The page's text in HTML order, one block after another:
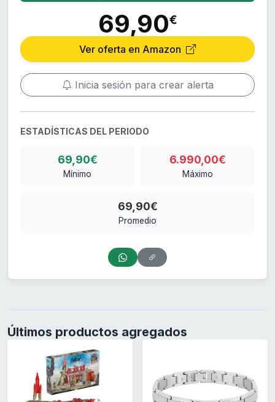
69,90€
Ver oferta en Amazon
Inicia sesión para crear alerta
ESTADÍSTICAS DEL PERIODO
69,90€
Mínimo
6.990,00€
Máximo
69,90€
Promedio
Últimos productos agregados